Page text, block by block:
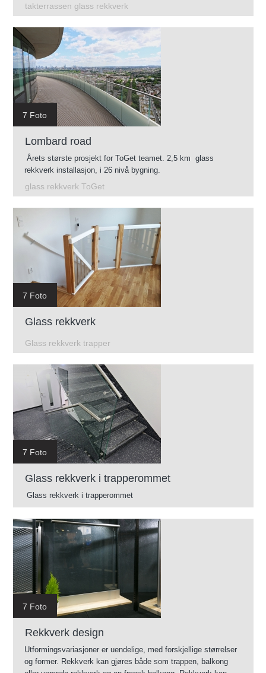
takterrassen glass rekkverk
7 Foto
Lombard road
Årets største prosjekt for ToGet teamet. 2,5 km glass
rekkverk installasjon, i 26 nivå bygning.
glass rekkverk ToGet
7 Foto
Glass rekkverk
Glass rekkverk trapper
7 Foto
Glass rekkverk i trapperommet
Glass rekkverk i trapperommet
7 Foto
Rekkverk design
Utformingsvariasjoner er uendelige, med forskjellige størrelser
og former. Rekkverk kan gjøres både som trappen, balkong